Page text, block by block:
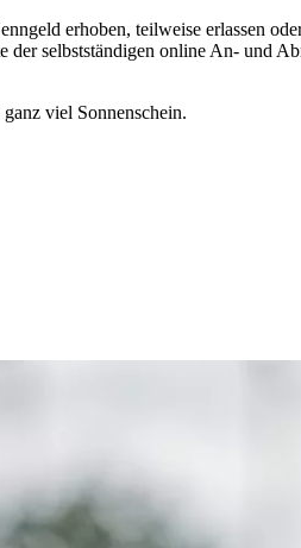
erhoben, teilweise erlassen
selbstständigen online An- und
viel Sonnenschein.